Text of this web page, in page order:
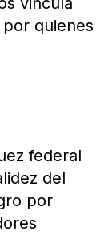
quienes
federal
del
por